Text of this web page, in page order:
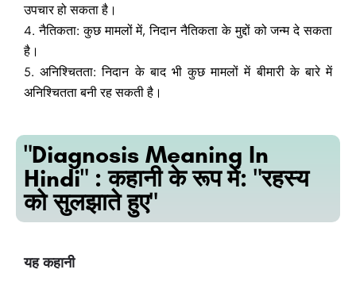
उपचार हो सकता है।
4. नैतिकता: कुछ मामलों में, निदान नैतिकता के मुद्दों को जन्म दे सकता
है।
5. अनिश्चितता: निदान के बाद भी कुछ मामलों में बीमारी के बारे में
अनिश्चितता बनी रह सकती है।
"Diagnosis Meaning In
Hindi" : कहानी के रूप में: "रहस्य
को सुलझाते हुए"
यह कहानी